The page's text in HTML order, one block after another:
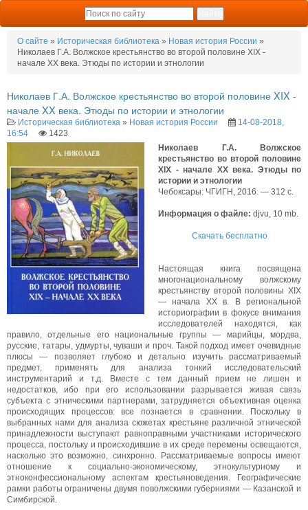
О сайте » Историческая библиотека » Новая история России »
Николаев Г.А. Волжское крестьянство во второй половине XIX -
начале XX века. Этюды по истории и этнологии
Николаев Г.А. Волжское крестьянство во второй половине XIX -
начале XX века. Этюды по истории и этнологии
Историческая библиотека » Новая история России
14-08-2018,
16:54
1423
Николаев Г.А. Волжское
крестьянство во второй половине
XIX - начале XX века. Этюды по
истории и этнологии
Чебоксары: ЧГИГН, 2016. — 312 с.
Информация о файле: djvu, 10 mb.
Скачать бесплатно
Настоящая книга посвящена
многонациональному волжскому
крестьянству второй половины XIX
— начала XX в. В региональной
историографии в фокусе внимания
исследователей находятся, как
правило, отдельные его национальные группы — марийцы, мордва,
русские, татары, удмурты, чуваши и проч. Такой подход имеет очевидные
плюсы — позволяет глубоко и детально изучить рассматриваемый
предмет, применять для анализа тонкий исследовательский
инструментарий и т.д. Вместе с тем данный прием не лишен и
недостатков, ибо при его использовании разрывается живая связь
субъекта с этническими партнерами, затрудняется объективная оценка
происходящих процессов: все познается в сравнении. Поскольку в
выбранных нами для анализа сюжетах крестьяне различной этнической
принадлежности выступают равноправными участниками исторического
процесса, постольку и происходившие в их среде перемены освещаются,
насколько это возможно, синхронно. Рассматриваемые вопросы имеют
отношение к социально-экономическому, этнокультурному и
этноконфессиональному аспектам крестьяноведения. Географические
рамки работы ограничены двумя поволжскими губерниями — Казанской и
Симбирской.